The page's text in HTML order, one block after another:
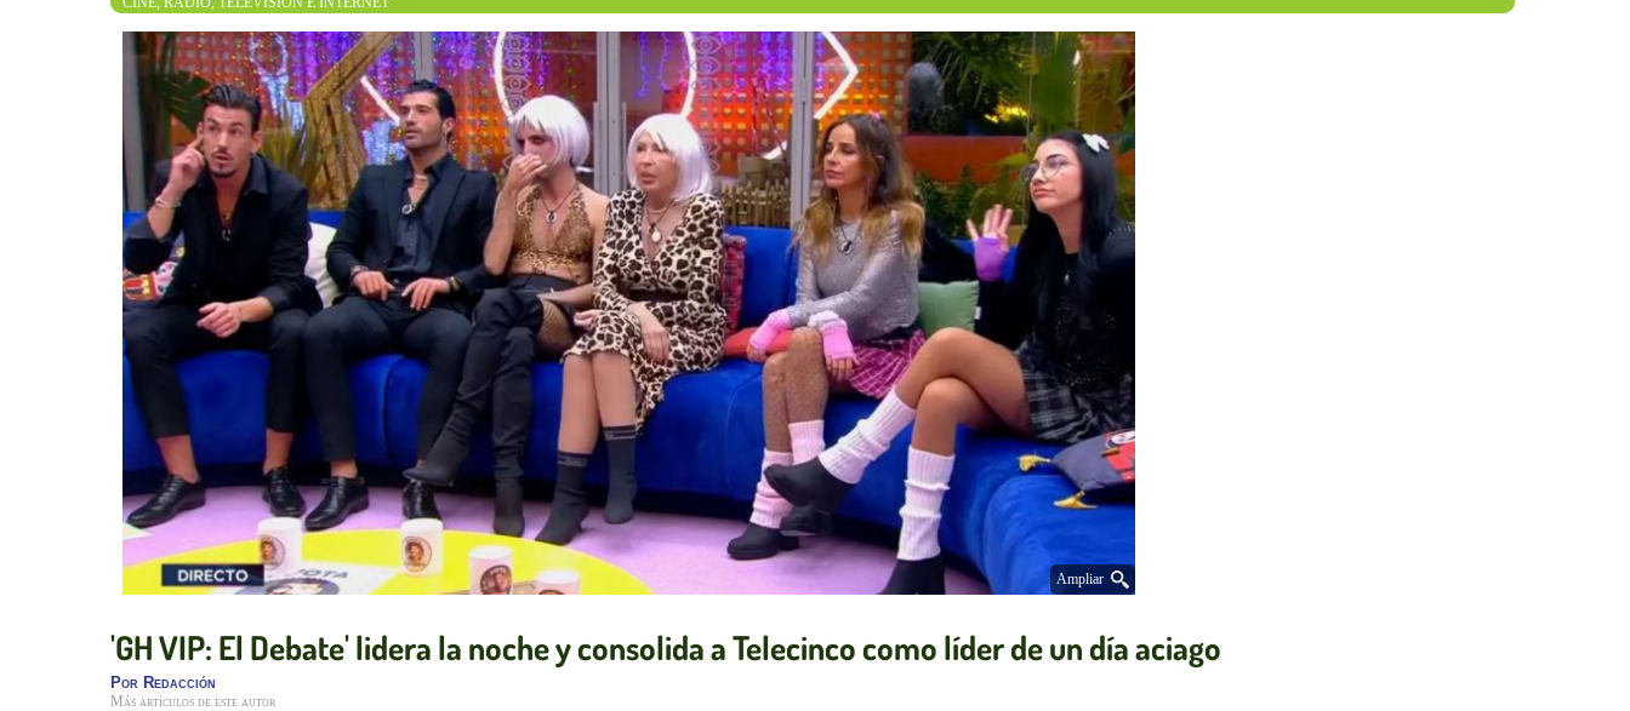
Ampliar
'GH VIP: El Debate' lidera la noche y consolida a Telecinco como líder de un día aciago
Por Redacción
Más artículos de este autor